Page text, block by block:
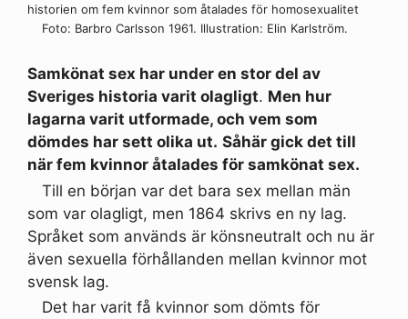
historien om fem kvinnor som åtalades för homosexualitet
Foto: Barbro Carlsson 1961. Illustration: Elin Karlström.
Samkönat sex har under en stor del av
Sveriges historia varit olagligt. Men hur
lagarna varit utformade, och vem som
dömdes har sett olika ut. Såhär gick det till
när fem kvinnor åtalades för samkönat sex.
Till en början var det bara sex mellan män
som var olagligt, men 1864 skrivs en ny lag.
Språket som används är könsneutralt och nu är
även sexuella förhållanden mellan kvinnor mot
svensk lag.
Det har varit få kvinnor som dömts för